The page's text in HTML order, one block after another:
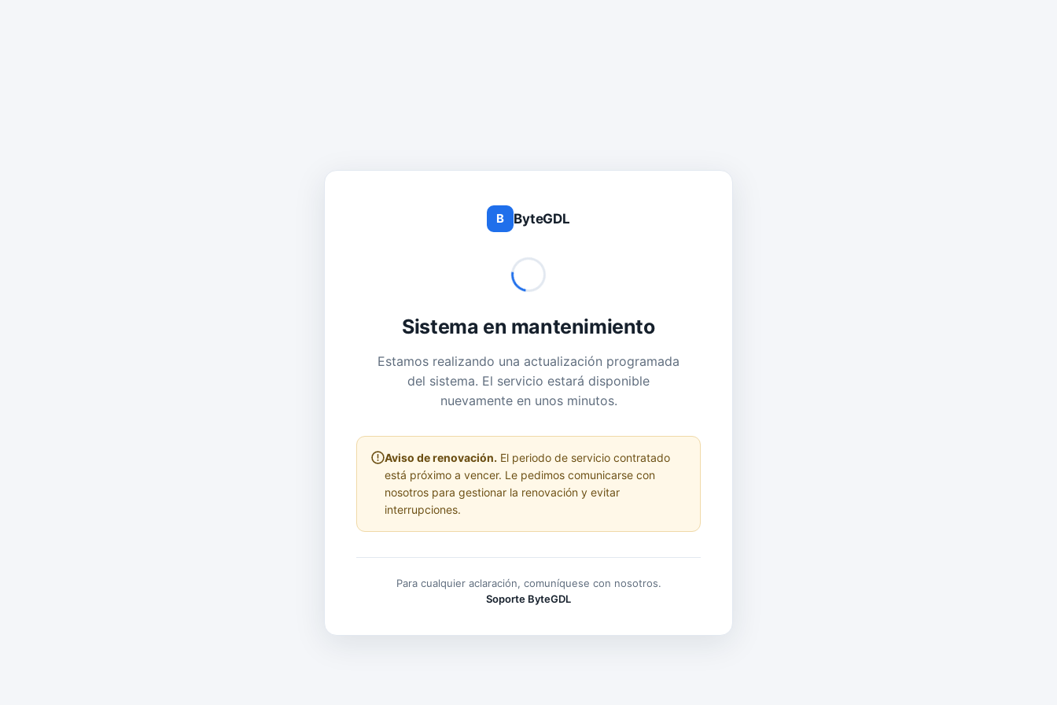
B ByteGDL
Sistema en mantenimiento
Estamos realizando una actualización programada
del sistema. El servicio estará disponible
nuevamente en unos minutos.
Aviso de renovación. El periodo de servicio contratado
está próximo a vencer. Le pedimos comunicarse con
nosotros para gestionar la renovación y evitar
interrupciones.
Para cualquier aclaración, comuníquese con nosotros.
Soporte ByteGDL